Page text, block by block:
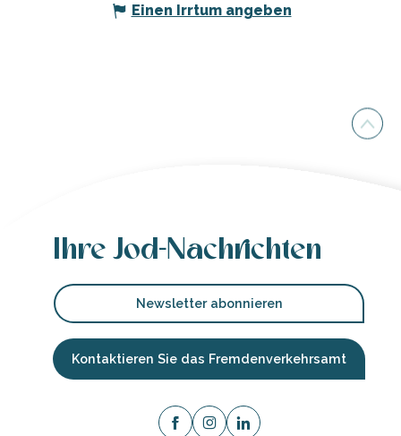
Einen Irrtum angeben
Ihre Jod-Nachrichten
Newsletter abonnieren
Kontaktieren Sie das Fremdenverkehrsamt